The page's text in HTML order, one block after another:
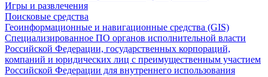
Игры и развлечения
Поисковые средства
Геоинформационные и навигационные средства (GIS)
Специализированное ПО органов исполнительной власти
Российской Федерации, государственных корпораций,
компаний и юридических лиц с преимущественным участием
Российской Федерации для внутреннего использования